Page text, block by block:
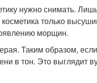
нужно снимать.
только
морщин.
Таким образом,
в тон. Это выглядит